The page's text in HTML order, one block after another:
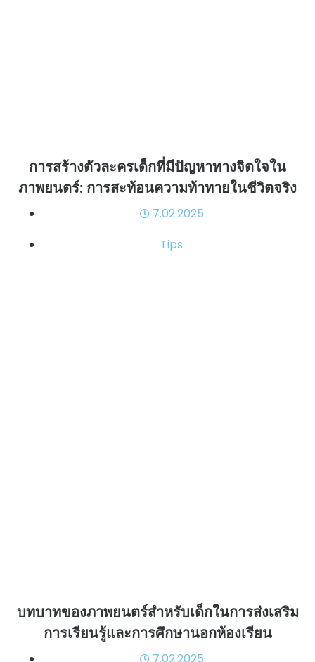
การสร้างตัวละครเด็กที่มีปัญหาทางจิตใจใน
ภาพยนตร์: การสะท้อนความท้าทายในชีวิตจริง
7.02.2025
Tips
บทบาทของภาพยนตร์สำหรับเด็กในการส่งเสริม
การเรียนรู้และการศึกษานอกห้องเรียน